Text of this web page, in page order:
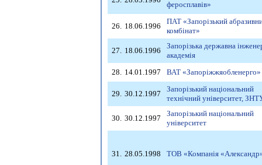
феросплавів»
26. 18.06.1996
ПАТ «Запорізький
комбінат»
27. 18.06.1996
Запорізька державна
академія
28. 14.01.1997 ВАТ «Запоріжжяобленерго»
29. 30.12.1997
Запорізький національний
технічний університет,
30. 30.12.1997
Запорізький національний
університет
31. 28.05.1998 ТОВ «Компанія